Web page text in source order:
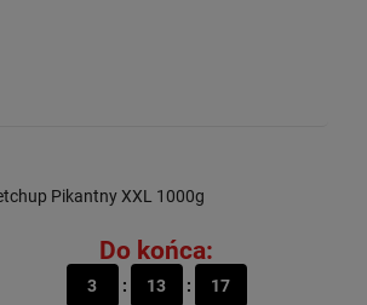
Pikantny XXL 1000g
Do końca:
3
13
17